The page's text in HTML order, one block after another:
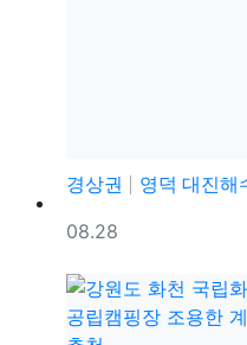
경상권
영덕 대진해수욕
등록일
08.28